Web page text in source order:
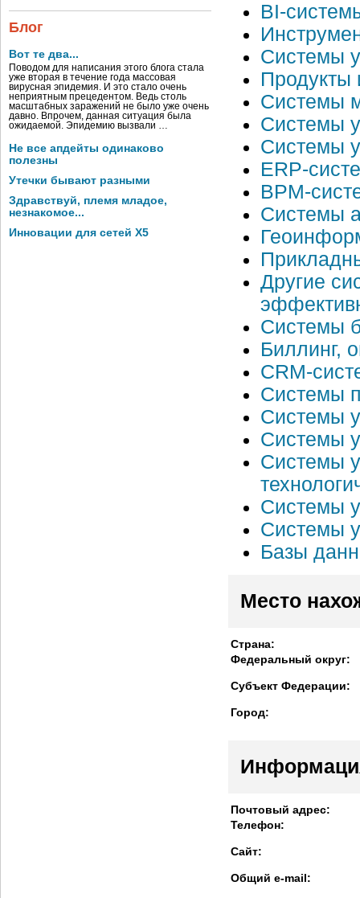
Блог
Вот те два...
Поводом для написания этого блога стала
уже вторая в течение года массовая
вирусная эпидемия. И это стало очень
неприятным прецедентом. Ведь столь
масштабных заражений не было уже очень
давно. Впрочем, данная ситуация была
ожидаемой. Эпидемию вызвали …
Не все апдейты одинаково
полезны
Утечки бывают разными
Здравствуй, племя младое,
незнакомое...
Инновации для сетей X5
BI-
Системы
Продукты
Системы
Системы
Системы
ERP-
BPM-
Системы
Другие
Системы
Биллинг,
CRM-
Системы
Системы
Системы
Системы
Системы
Системы
Базы
Место
Страна:
Федеральный округ:
Субъект Федерации:
Город:
Почтовый адрес:
Телефон:
Сайт:
Общий e-mail: